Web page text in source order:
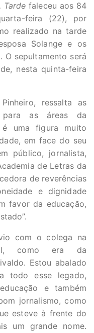
Tarde faleceu aos 84
feira (22), por
realizado na tarde
Solange e os
O sepultamento será
nesta quinta-feira
ressalta as
para as áreas da
uma figura muito
em face do seu
público, jornalista,
de Letras da
de reverências
e dignidade
favor da educação,
com o colega na
como era da
Estou abalado
todo esse legado,
e também
jornalismo, como
esteve à frente do
um grande nome.